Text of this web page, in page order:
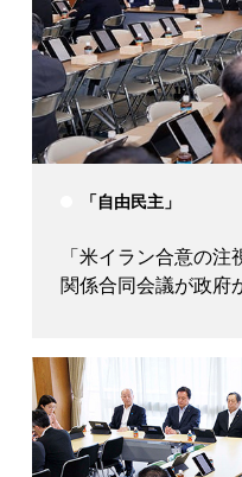
衆議院議員
加藤 鮎子
「自由民主」
「米イラン合意の
関係合同会議が政府